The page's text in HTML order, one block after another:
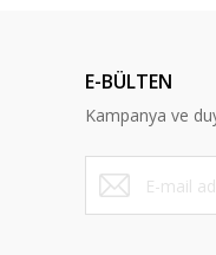
Ürün
Ürün
Bu ürüne
E-BÜLTEN
Kampanya ve